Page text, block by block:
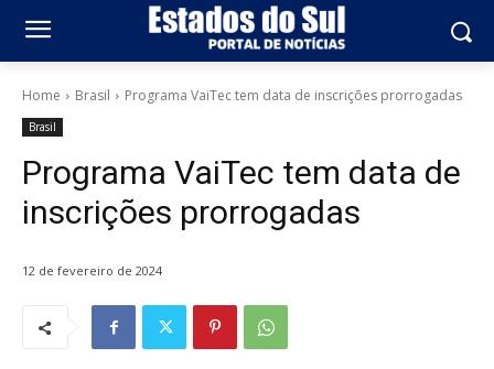
Home Brasil Programa VaiTec tem data de inscrições prorrogadas
Brasil
Programa VaiTec tem data de
inscrições prorrogadas
12 de fevereiro de 2024